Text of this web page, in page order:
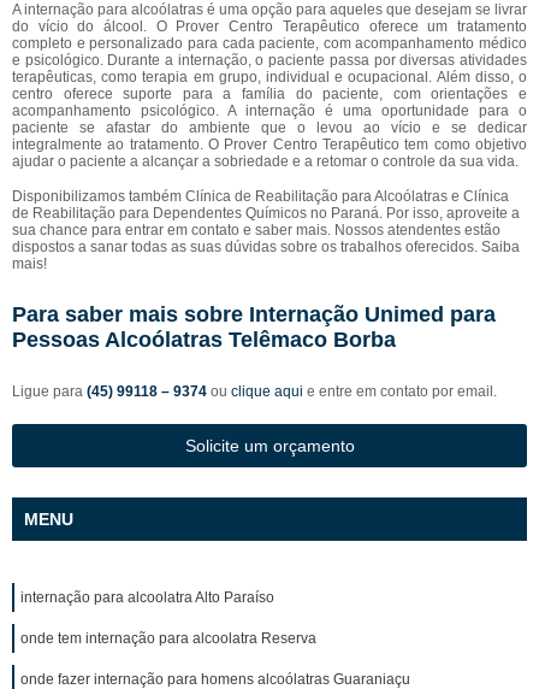
A internação para alcoólatras é uma opção para aqueles que desejam se livrar
do vício do álcool. O Prover Centro Terapêutico oferece um tratamento
completo e personalizado para cada paciente, com acompanhamento médico
e psicológico. Durante a internação, o paciente passa por diversas atividades
terapêuticas, como terapia em grupo, individual e ocupacional. Além disso, o
centro oferece suporte para a família do paciente, com orientações e
acompanhamento psicológico. A internação é uma oportunidade para o
paciente se afastar do ambiente que o levou ao vício e se dedicar
integralmente ao tratamento. O Prover Centro Terapêutico tem como objetivo
ajudar o paciente a alcançar a sobriedade e a retomar o controle da sua vida.
Disponibilizamos também Clínica de Reabilitação para Alcoólatras e Clínica
de Reabilitação para Dependentes Químicos no Paraná. Por isso, aproveite a
sua chance para entrar em contato e saber mais. Nossos atendentes estão
dispostos a sanar todas as suas dúvidas sobre os trabalhos oferecidos. Saiba
mais!
Para saber mais sobre Internação Unimed para
Pessoas Alcoólatras Telêmaco Borba
Ligue para (45) 99118 – 9374 ou clique aqui e entre em contato por email.
Solicite um orçamento
MENU
internação para alcoolatra Alto Paraíso
onde tem internação para alcoolatra Reserva
onde fazer internação para homens alcoólatras Guaraniaçu